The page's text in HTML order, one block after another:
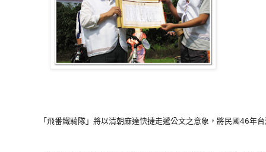
「飛番鐵騎隊」將以清朝麻達快捷走遞公文之意象，將民國46年